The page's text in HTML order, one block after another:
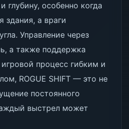
глубину, особенно когда
здания, а враги
Управление через
а также поддержка
процесс гибким и
ROGUE SHIFT — это не
постоянного
выстрел может